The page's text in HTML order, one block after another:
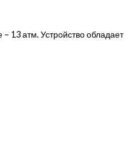
13 атм. Устройство обладает